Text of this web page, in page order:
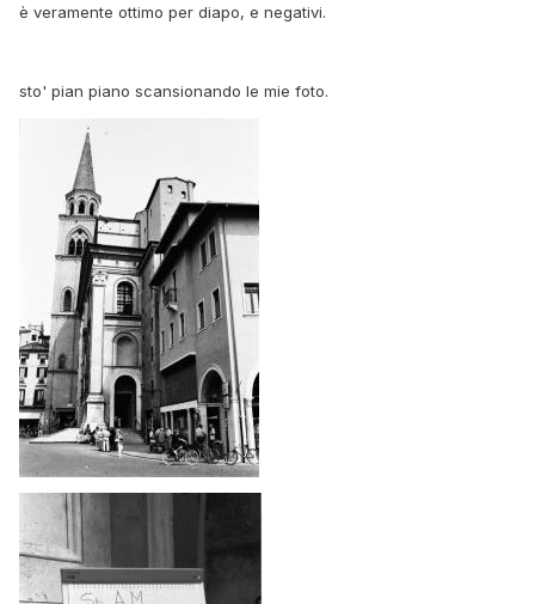
è veramente ottimo per diapo, e negativi.
sto' pian piano scansionando le mie foto.